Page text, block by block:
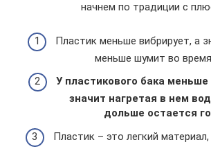
начнем по традиции с
Пластик меньше вибрирует, а
меньше шумит во
У пластикового бака
значит нагретая в нем
дольше остается
Пластик – это легкий